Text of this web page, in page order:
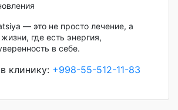
— это не просто лечение, а
где есть энергия,
в себе.
клинику: +998-55-512-11-83